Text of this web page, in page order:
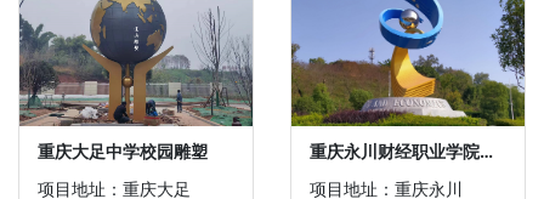
重庆大足中学校园雕塑
项目地址：重庆大足
重庆永川财经职业学院不锈...
项目地址：重庆永川